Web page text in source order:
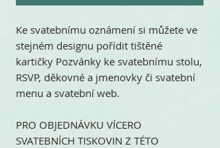
Ke svatebnímu oznámení si můžete ve
stejném designu pořídit tištěné
kartičky Pozvánky ke svatebnímu stolu,
RSVP, děkovné a jmenovky či svatební
menu a svatební web.
PRO OBJEDNÁVKU VÍCERO
SVATEBNÍCH TISKOVIN Z TÉTO